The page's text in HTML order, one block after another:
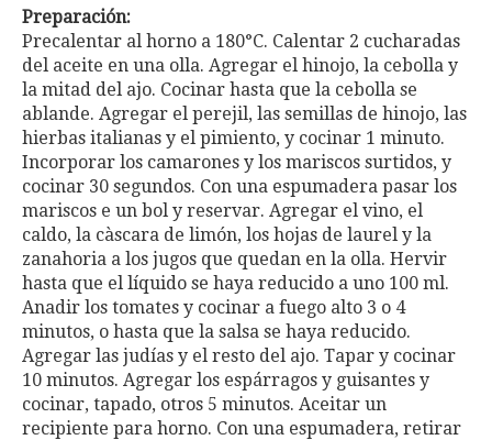
Preparación:
Precalentar al horno a 180°C. Calentar 2 cucharadas
del aceite en una olla. Agregar el hinojo, la cebolla y
la mitad del ajo. Cocinar hasta que la cebolla se
ablande. Agregar el perejil, las semillas de hinojo, las
hierbas italianas y el pimiento, y cocinar 1 minuto.
Incorporar los camarones y los mariscos surtidos, y
cocinar 30 segundos. Con una espumadera pasar los
mariscos e un bol y reservar. Agregar el vino, el
caldo, la càscara de limón, los hojas de laurel y la
zanahoria a los jugos que quedan en la olla. Hervir
hasta que el líquido se haya reducido a uno 100 ml.
Anadir los tomates y cocinar a fuego alto 3 o 4
minutos, o hasta que la salsa se haya reducido.
Agregar las judías y el resto del ajo. Tapar y cocinar
10 minutos. Agregar los espárragos y guisantes y
cocinar, tapado, otros 5 minutos. Aceitar un
recipiente para horno. Con una espumadera, retirar